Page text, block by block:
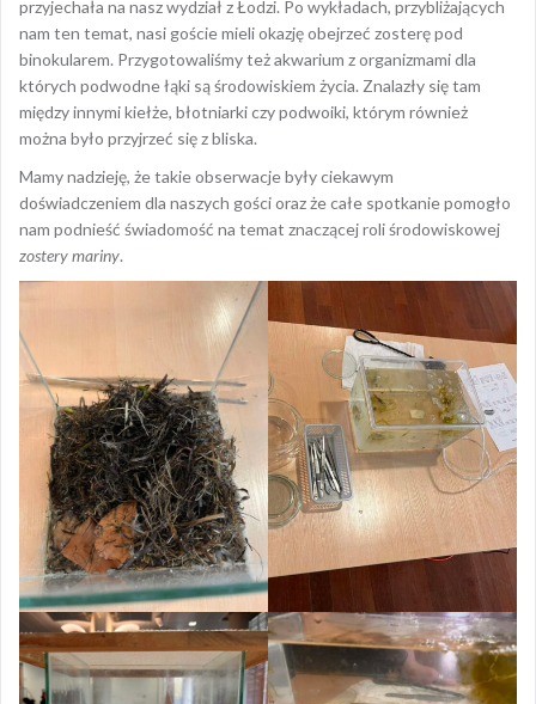
przyjechała na nasz wydział z Łodzi. Po wykładach, przybliżających
nam ten temat, nasi goście mieli okazję obejrzeć zosterę pod
binokularem. Przygotowaliśmy też akwarium z organizmami dla
których podwodne łąki są środowiskiem życia. Znalazły się tam
między innymi kiełże, błotniarki czy podwoiki, którym również
można było przyjrzeć się z bliska.
Mamy nadzieję, że takie obserwacje były ciekawym
doświadczeniem dla naszych gości oraz że całe spotkanie pomogło
nam podnieść świadomość na temat znaczącej roli środowiskowej
zostery mariny.